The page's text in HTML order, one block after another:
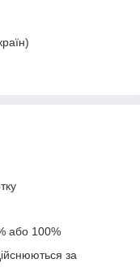
або 100%
за